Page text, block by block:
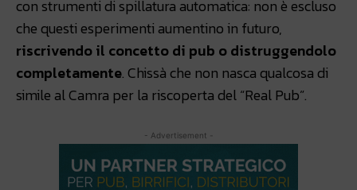
con strumenti di spillatura automatica: non è escluso
che questi esperimenti aumentino in futuro,
riscrivendo il concetto di pub o distruggendolo
completamente. Chissà che non nasca qualcosa di
simile al Camra per la riscoperta del “Real Pub”.
- Advertisement -